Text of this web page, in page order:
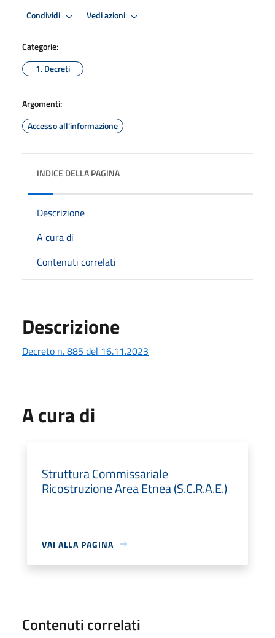
Condividi Vedi azioni
Categorie:
1. Decreti
Argomenti:
Accesso all'informazione
INDICE DELLA PAGINA
Descrizione
A cura di
Contenuti correlati
Descrizione
Decreto n. 885 del 16.11.2023
A cura di
Struttura Commissariale
Ricostruzione Area Etnea (S.C.R.A.E.)
VAI ALLA PAGINA
Contenuti correlati